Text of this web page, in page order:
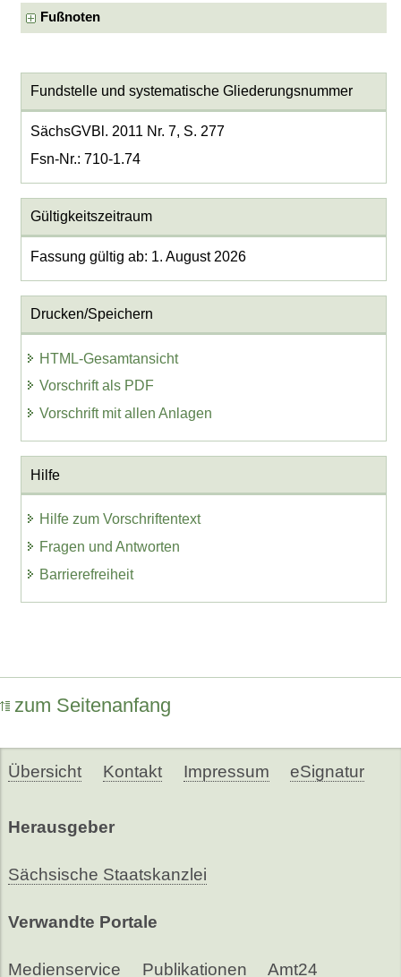
Fußnoten
Fundstelle und systematische Gliederungsnummer
SächsGVBl. 2011 Nr. 7, S. 277
Fsn-Nr.: 710-1.74
Gültigkeitszeitraum
Fassung gültig ab: 1. August 2026
Drucken/Speichern
HTML-Gesamtansicht
Vorschrift als PDF
Vorschrift mit allen Anlagen
Hilfe
Hilfe zum Vorschriftentext
Fragen und Antworten
Barrierefreiheit
zum Seitenanfang
Übersicht Kontakt Impressum eSignatur
Herausgeber
Sächsische Staatskanzlei
Verwandte Portale
Medienservice Publikationen Amt24